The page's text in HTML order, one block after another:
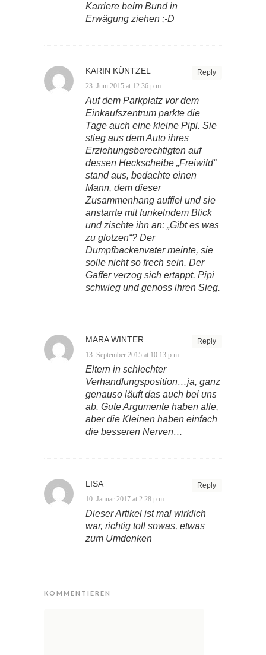
Karriere beim Bund in
Erwägung ziehen ;-D
Reply
KARIN KÜNTZEL
23. Juni 2015 at 12:36 p.m.
Auf dem Parkplatz vor dem
Einkaufszentrum parkte die
Tage auch eine kleine Pipi. Sie
stieg aus dem Auto ihres
Erziehungsberechtigten auf
dessen Heckscheibe „Freiwild“
stand aus, bedachte einen
Mann, dem dieser
Zusammenhang auffiel und sie
anstarrte mit funkelndem Blick
und zischte ihn an: „Gibt es was
zu glotzen“? Der
Dumpfbackenvater meinte, sie
solle nicht so frech sein. Der
Gaffer verzog sich ertappt. Pipi
schwieg und genoss ihren Sieg.
Reply
MARA WINTER
13. September 2015 at 10:13 p.m.
Eltern in schlechter
Verhandlungsposition…ja, ganz
genauso läuft das auch bei uns
ab. Gute Argumente haben alle,
aber die Kleinen haben einfach
die besseren Nerven…
Reply
LISA
10. Januar 2017 at 2:28 p.m.
Dieser Artikel ist mal wirklich
war, richtig toll sowas, etwas
zum Umdenken
KOMMENTIEREN